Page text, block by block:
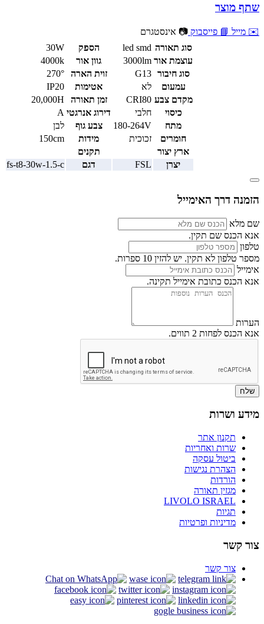
שתף מוצר
✉️ מייל 📘 פייסבוק 📷 אינסטגרם
סוג תאורה led smd הספק
30W
עוצמת אור 3000lm גוון אור
4000k
סוג חיבור G13 זוית הארה
270°
עמעום
לא אטימות
IP20
מקדם צבע CRI80 זמן תאורה
20,000H
כיסוי
חלבי דירוג אנרגטי A
מתח
180-264V צבע גוף
לבן
חומרים
זכוכית מידות
150cm
ארץ יצור
תקנים
יצרן
FSL דגם fs-t8-30w-1.5-c
הזמנה דרך האימייל
שם מלא
אנא הכנס שם תקין.
טלפון
מספר טלפון לא תקין. יש להזין 10 ספרות.
אימייל
אנא הכנס כתובת אימייל תקינה.
הערות
אנא הכנס לפחות 2 תווים.
שלח
מידע ושרות
תקנון אתר
שרות ואחריות
ביטול עסקה
הצהרת נגישות
הורדות
מגזין תאורה
LIVOLO ISRAEL
תגיות
מדיניות ופרטיות
צור קשר
צור קשר